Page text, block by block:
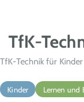
TfK-
TfK-Technik für
Kinder Lernen und